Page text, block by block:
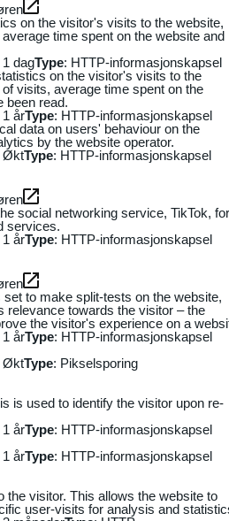
on the visitor's visits to the website,
time spent on the website and
1 dagType: HTTP-informasjonskapsel
on the visitor's visits to the
visits, average time spent on the
been read.
1 årType: HTTP-informasjonskapsel
data on users' behaviour on the
by the website operator.
ØktType: HTTP-informasjonskapsel
social networking service, TikTok, for
services.
1 årType: HTTP-informasjonskapsel
to make split-tests on the website,
relevance towards the visitor – the
the visitor's experience on a
1 årType: HTTP-informasjonskapsel
ØktType: Pikselsporing
is used to identify the visitor upon re-
1 årType: HTTP-informasjonskapsel
1 årType: HTTP-informasjonskapsel
the visitor. This allows the website to
user-visits for analysis and